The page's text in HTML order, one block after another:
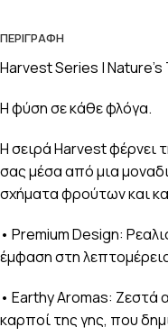
ΠΕΡΙΓΡΑΦΉ
Harvest Series |
Η φύση σε κάθε φλόγα.
Η σειρά Harvest φέρνει
σας μέσα από μια
σχήματα φρούτων και
• Premium Design:
έμφαση στη
• Earthy Aromas: Ζεστά
καρποί της γης, που